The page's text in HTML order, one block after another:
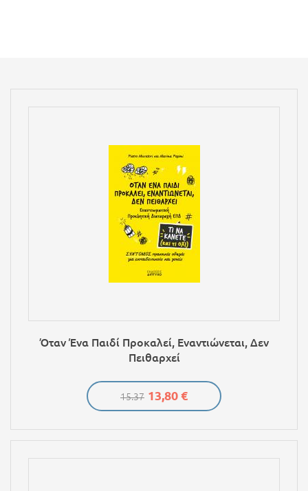
Όταν Ένα Παιδί Προκαλεί, Εναντιώνεται, Δεν
Πειθαρχεί
15.37 13,80 €